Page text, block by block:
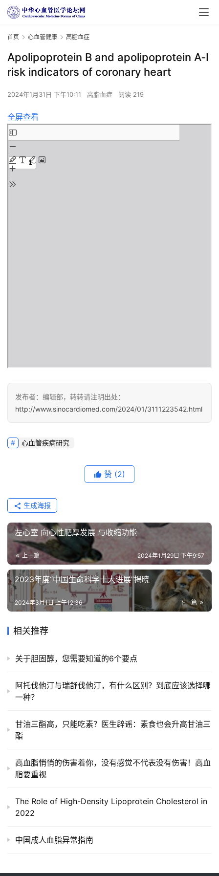
设
心
血
临
心
管
专
题
心
血
管
康
问
区
首页 心血管健康 高脂血症
Apolipoprotein B and apolipoprotein A‐I
risk indicators of coronary heart
2024年1月31日 下午10:11 高脂血症 阅读 219
全屏查看
Skip
to
PDF
content
发布者：编辑部，转转请注明出处：
http://www.sinocardiomed.com/2024/01/3111223542.html
心血管疾病研究
赞 (2)
生成海报
左心室 向心性肥厚发展 与收缩功能
上一篇 2024年1月29日 下午9:57
2023年度“中国生命科学十大进展”揭晓
下一篇
2024年3月1日 上午12:36
相关推荐
关于胆固醇，您需要知道的6个要点
阿托伐他汀与瑞舒伐他汀，有什么区别？到底应该选择哪
一种？
甘油三酯高，只能吃素？医生辟谣：素食也会升高甘油三
酯
高血脂悄悄的伤害着你，没有感觉不代表没有伤害！高血
脂要重视
The Role of High-Density Lipoprotein Cholesterol in
2022
中国成人血脂异常指南